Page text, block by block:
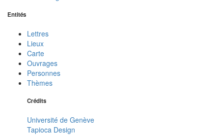
Entités
Lettres
Lieux
Carte
Ouvrages
Personnes
Thèmes
Crédits
Université de Genève
Tapioca Design